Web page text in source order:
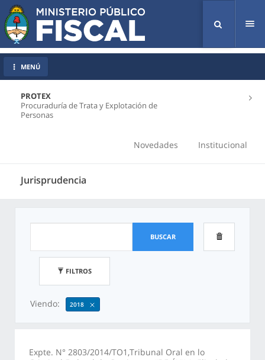
PROTEX
Procuraduría de Trata y Explotación de
Personas
Novedades Institucional
Jurisprudencia
MENÚ
BUSCAR
FILTROS
Viendo: 2018
Expte. N° 2803/2014/TO1,Tribunal Oral en lo